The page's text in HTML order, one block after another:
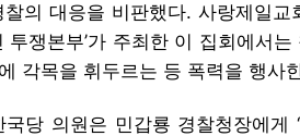
의 대응을 비판했다. 사랑제일교
투쟁본부’가 주최한 이 집회에서
각목을 휘두르는 등 폭력을 행사
국당 의원은 민갑룡 경찰청장에